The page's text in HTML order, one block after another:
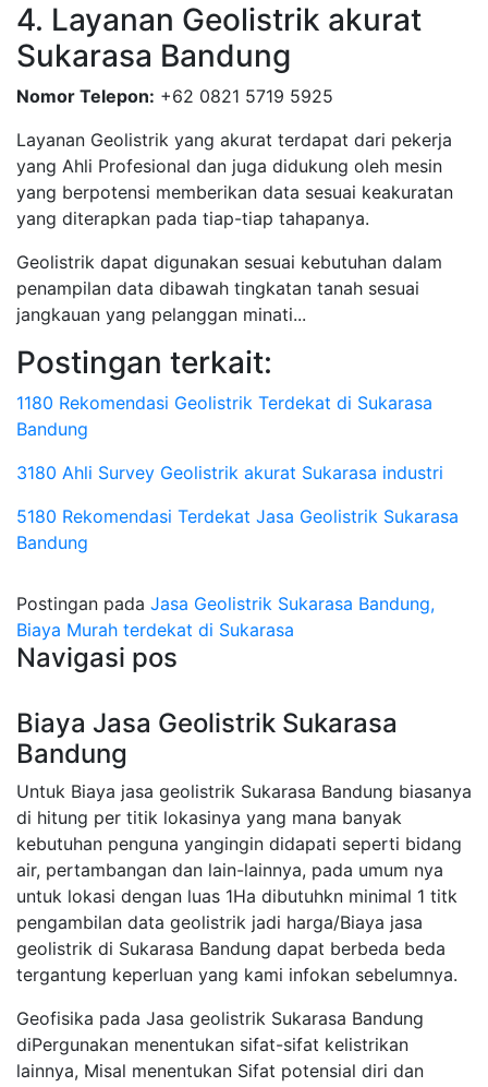
4. Layanan Geolistrik akurat
Sukarasa Bandung
Nomor Telepon: +62 0821 5719 5925
Layanan Geolistrik yang akurat terdapat dari pekerja
yang Ahli Profesional dan juga didukung oleh mesin
yang berpotensi memberikan data sesuai keakuratan
yang diterapkan pada tiap-tiap tahapanya.
Geolistrik dapat digunakan sesuai kebutuhan dalam
penampilan data dibawah tingkatan tanah sesuai
jangkauan yang pelanggan minati...
Postingan terkait:
1180 Rekomendasi Geolistrik Terdekat di Sukarasa
Bandung
3180 Ahli Survey Geolistrik akurat Sukarasa industri
5180 Rekomendasi Terdekat Jasa Geolistrik Sukarasa
Bandung
Postingan pada Jasa Geolistrik Sukarasa Bandung,
Biaya Murah terdekat di Sukarasa
Navigasi pos
Biaya Jasa Geolistrik Sukarasa
Bandung
Untuk Biaya jasa geolistrik Sukarasa Bandung biasanya
di hitung per titik lokasinya yang mana banyak
kebutuhan penguna yangingin didapati seperti bidang
air, pertambangan dan lain-lainnya, pada umum nya
untuk lokasi dengan luas 1Ha dibutuhkn minimal 1 titk
pengambilan data geolistrik jadi harga/Biaya jasa
geolistrik di Sukarasa Bandung dapat berbeda beda
tergantung keperluan yang kami infokan sebelumnya.
Geofisika pada Jasa geolistrik Sukarasa Bandung
diPergunakan menentukan sifat-sifat kelistrikan
lainnya, Misal menentukan Sifat potensial diri dan